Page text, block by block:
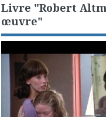
Livre "Robert
œuvre"